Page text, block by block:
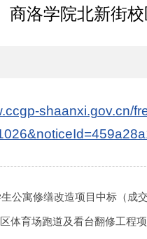
商洛学院北新街
shaanxi.gov.cn/
公寓修缮改造项目中标（成
体育场跑道及看台翻修工程